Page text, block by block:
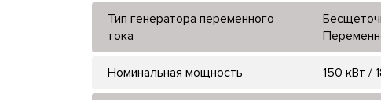
Тип генератора переменного
тока
Номинальная мощность 150 кВт /